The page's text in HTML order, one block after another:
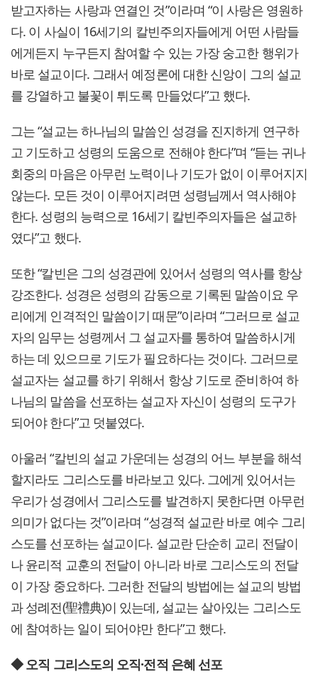
받고자하는 사랑과 연결인 것”이라며 “이 사랑은 영원하
다. 이 사실이 16세기의 칼빈주의자들에게 어떤 사람들
에게든지 누구든지 참여할 수 있는 가장 숭고한 행위가
바로 설교이다. 그래서 예정론에 대한 신앙이 그의 설교
를 강열하고 불꽃이 튀도록 만들었다”고 했다.
그는 “설교는 하나님의 말씀인 성경을 진지하게 연구하
고 기도하고 성령의 도움으로 전해야 한다”며 “듣는 귀나
회중의 마음은 아무런 노력이나 기도가 없이 이루어지지
않는다. 모든 것이 이루어지려면 성령님께서 역사해야
한다. 성령의 능력으로 16세기 칼빈주의자들은 설교하
였다”고 했다.
또한 “칼빈은 그의 성경관에 있어서 성령의 역사를 항상
강조한다. 성경은 성령의 감동으로 기록된 말씀이요 우
리에게 인격적인 말씀이기 때문”이라며 “그러므로 설교
자의 임무는 성령께서 그 설교자를 통하여 말씀하시게
하는 데 있으므로 기도가 필요하다는 것이다. 그러므로
설교자는 설교를 하기 위해서 항상 기도로 준비하여 하
나님의 말씀을 선포하는 설교자 자신이 성령의 도구가
되어야 한다”고 덧붙였다.
아울러 “칼빈의 설교 가운데는 성경의 어느 부분을 해석
할지라도 그리스도를 바라보고 있다. 그에게 있어서는
우리가 성경에서 그리스도를 발견하지 못한다면 아무런
의미가 없다는 것”이라며 “성경적 설교란 바로 예수 그리
스도를 선포하는 설교이다. 설교란 단순히 교리 전달이
나 윤리적 교훈의 전달이 아니라 바로 그리스도의 전달
이 가장 중요하다. 그러한 전달의 방법에는 설교의 방법
과 성례전(聖禮典)이 있는데, 설교는 살아있는 그리스도
에 참여하는 일이 되어야만 한다”고 했다.
◆ 오직 그리스도의 오직·전적 은혜 선포